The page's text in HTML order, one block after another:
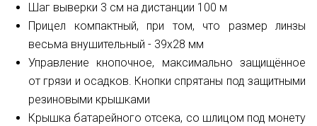
Шаг выверки 3 см на дистанции 100 м
Прицел компактный, при том, что размер линзы
весьма внушительный - 39х28 мм
Управление кнопочное, максимально защищённое
от грязи и осадков. Кнопки спрятаны под защитными
резиновыми крышками
Крышка батарейного отсека, со шлицом под монету